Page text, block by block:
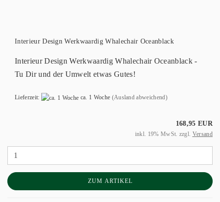
Interieur Design Werkwaardig Whalechair Oceanblack
Interieur Design Werkwaardig Whalechair Oceanblack -
Tu Dir und der Umwelt etwas Gutes!
Lieferzeit: ca. 1 Woche (Ausland abweichend)
168,95 EUR
inkl. 19% MwSt. zzgl. Versand
ZUM ARTIKEL